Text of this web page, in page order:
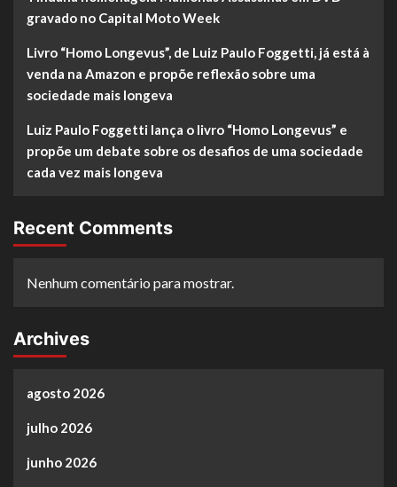
gravado no Capital Moto Week
Livro “Homo Longevus”, de Luiz Paulo Foggetti, já está à
venda na Amazon e propõe reflexão sobre uma
sociedade mais longeva
Luiz Paulo Foggetti lança o livro “Homo Longevus” e
propõe um debate sobre os desafios de uma sociedade
cada vez mais longeva
Recent Comments
Nenhum comentário para mostrar.
Archives
agosto 2026
julho 2026
junho 2026